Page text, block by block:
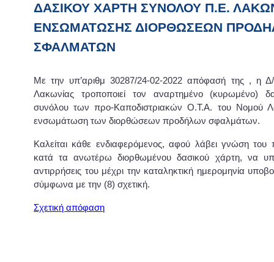
ΔΑΣΙΚΟΥ ΧΑΡΤΗ ΣΥΝΟΛΟΥ Π.Ε.
ΕΝΣΩΜΑΤΩΣΗΣ ΔΙΟΡΘΩΣΕΩΝ
ΣΦΑΛΜΑΤΩΝ
Με την υπ’αριθμ 30287/24-02-2022 απόφασή της , η
Λακωνίας τροποποιεί τον αναρτημένο (κυρωμένο)
συνόλου των προ-Καποδιστριακών Ο.Τ.Α. του Νομού
ενσωμάτωση των διορθώσεων προδήλων σφαλμάτων.
Καλείται κάθε ενδιαφερόμενος, αφού λάβει γνώση του
κατά τα ανωτέρω διορθωμένου δασικού χάρτη, να
αντιρρήσεις του μέχρι την καταληκτική ημερομηνία
σύμφωνα με την (8) σχετική.
Σχετική απόφαση